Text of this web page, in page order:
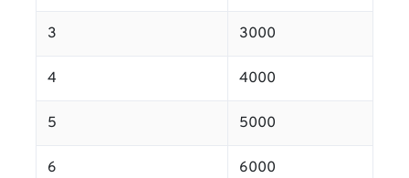
3 3000
4 4000
5 5000
6 6000